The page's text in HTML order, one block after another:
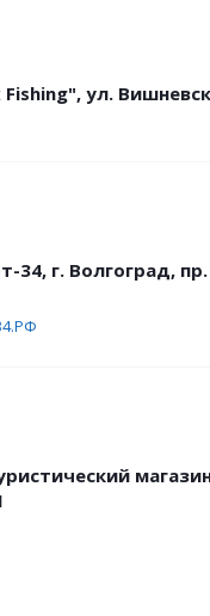
ул.
34, г. Волгоград,